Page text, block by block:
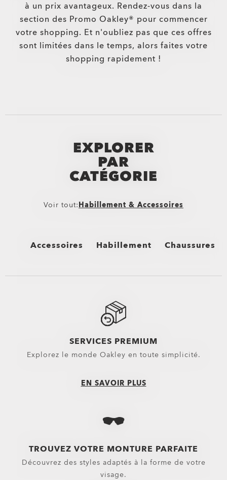
à un prix avantageux. Rendez-vous dans la
section des Promo Oakley® pour commencer
votre shopping. Et n'oubliez pas que ces offres
sont limitées dans le temps, alors faites votre
shopping rapidement !
EXPLORER
PAR
CATÉGORIE
Voir tout:Habillement & Accessoires
Accessoires Habillement Chaussures
Sacs & Valises
Trolleys
Petits essentiels
Boardshorts
Shorts Hybrides
Pantalons
Sweats à capuche & Sweats
Polos
SERVICES PREMIUM
Explorez le monde Oakley en toute simplicité.
EN SAVOIR PLUS
TROUVEZ VOTRE MONTURE PARFAITE
Découvrez des styles adaptés à la forme de votre
visage.